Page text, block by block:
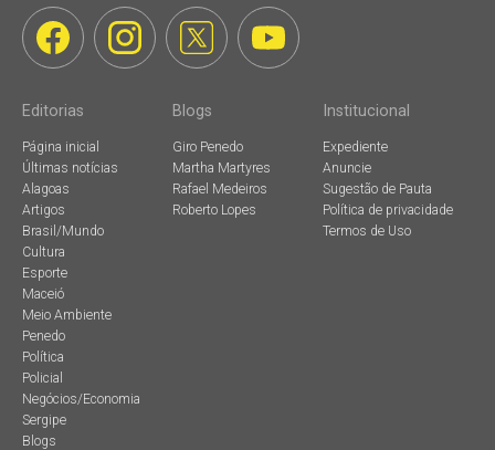
Editorias
Página inicial
Últimas notícias
Alagoas
Artigos
Brasil/Mundo
Cultura
Esporte
Maceió
Meio Ambiente
Penedo
Política
Policial
Negócios/Economia
Sergipe
Blogs
Blogs
Giro Penedo
Martha Martyres
Rafael Medeiros
Roberto Lopes
Institucional
Expediente
Anuncie
Sugestão de Pauta
Política de privacidade
Termos de Uso